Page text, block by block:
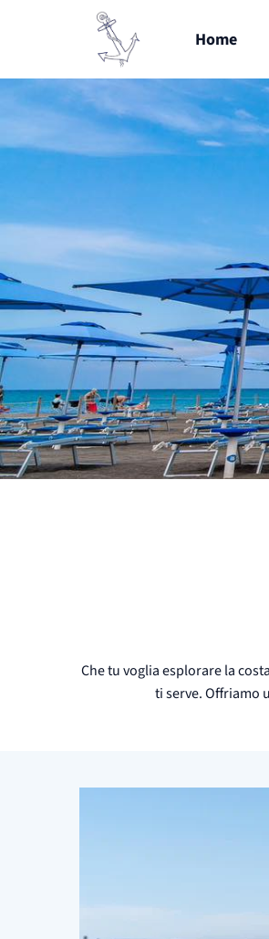
Home
Che tu voglia esplorare la
ti serve. Offriamo